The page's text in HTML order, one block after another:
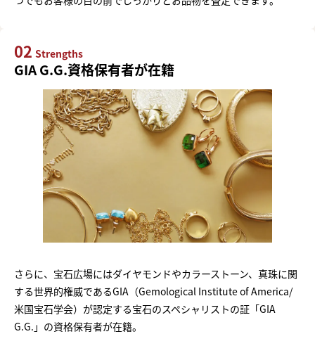
02 Strengths
GIA G.G.資格保有者が在籍
さらに、宝石広場にはダイヤモンドやカラーストーン、真珠に関
する世界的権威であるGIA（Gemological Institute of America/
米国宝石学会）が認定する宝石のスペシャリストの証「GIA
G.G.」の資格保有者が在籍。